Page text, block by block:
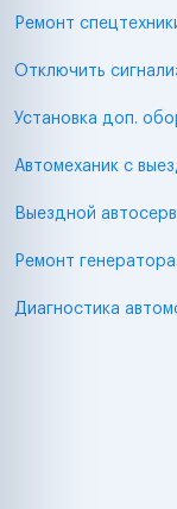
Ремонт
Отключить
Установка доп.
Автомеханик с
Выездной
Ремонт генератора
Диагностика